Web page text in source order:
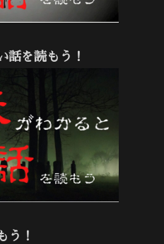
話を読もう！
う！